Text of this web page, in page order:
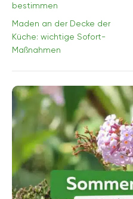
bestimmen
Maden an der Decke der
Küche: wichtige Sofort-
Maßnahmen